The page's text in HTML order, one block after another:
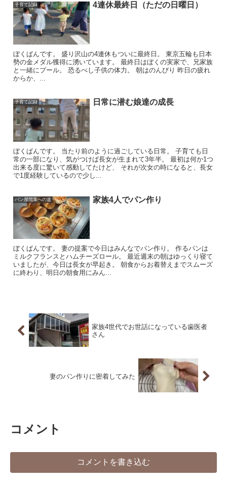
子育て記録 4連休最終日（ただの日曜日）
ぼくぱんです。 盛り沢山の4連休もついに最終日。 東京五輪も日本
勢の金メダル獲得に湧いています。 最終日はぼくの実家で、兄家族
と一緒にプール。 恐るべし子供の体力。 朝はのんびり 昨日の疲れ
からか、...
子育て記録 日常に潜む娘達の成長
ぼくぱんです。 当たり前のように過ごしている日常。 子育ても日
常の一部になり、気がつけば長女が生まれて3年半。 最初は何か1つ
出来る度に驚いて感動してたけど、 それが次女の時になると、長女
で1度経験しているので少し...
パン屋開業への道 家族4人でパン作り
ぼくぱんです。 妻の提案で今日はみんなでパン作り。 作るパンは
ミルクフランスとハムチーズロール。 最近週末の朝はゆっくり寝て
いましたが、今日は長女が早起き。 朝食からお着替えまでスムーズ
に終わり、明日の朝食用にみん...
家族4世代でお世話になっている歯医者
さん
妻のパン作りに密着してみた
コメント
コメントを書き込む